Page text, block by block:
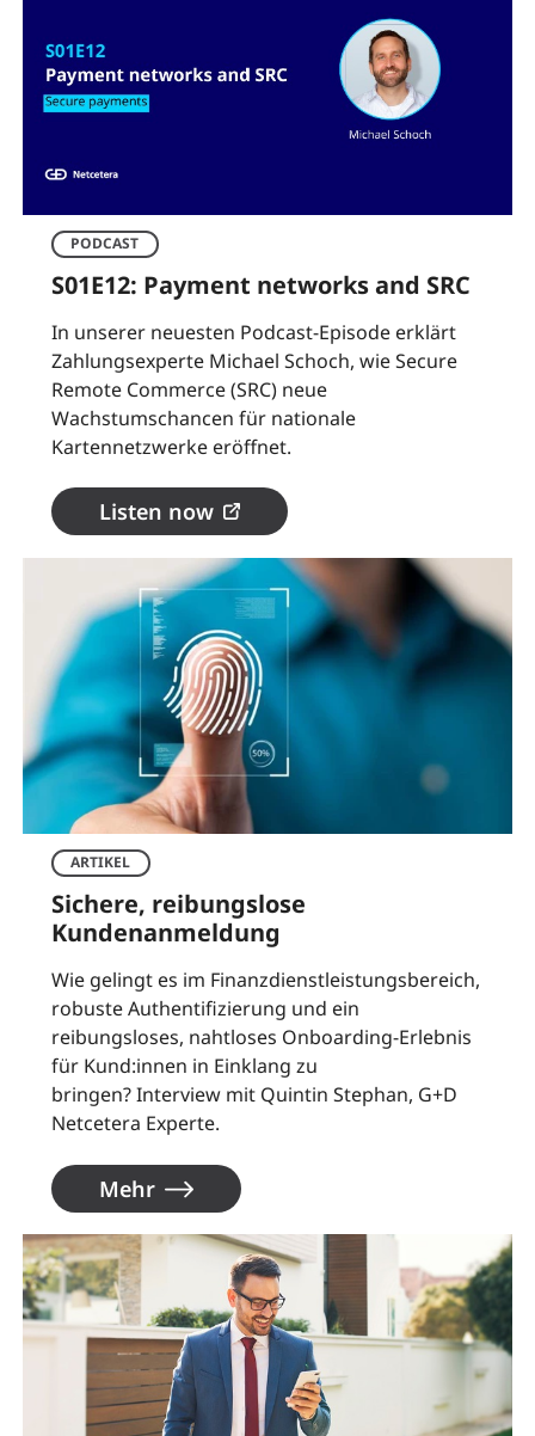
PODCAST
S01E12: Payment networks and SRC
In unserer neuesten Podcast-Episode erklärt
Zahlungsexperte Michael Schoch, wie Secure
Remote Commerce (SRC) neue
Wachstumschancen für nationale
Kartennetzwerke eröffnet.
Listen now
ARTIKEL
Sichere, reibungslose
Kundenanmeldung
Wie gelingt es im Finanzdienstleistungsbereich,
robuste Authentifizierung und ein
reibungsloses, nahtloses Onboarding-Erlebnis
für Kund:innen in Einklang zu
bringen? Interview mit Quintin Stephan, G+D
Netcetera Experte.
Mehr